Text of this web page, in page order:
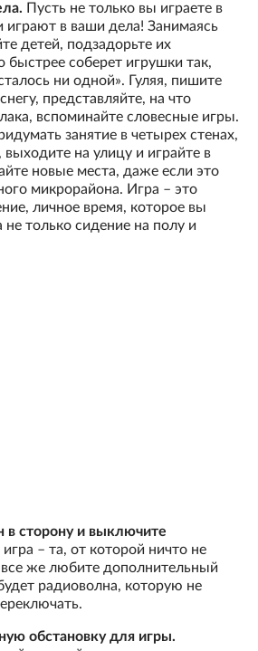
Пусть не только вы играете в
играют в ваши дела! Занимаясь
детей, подзадорьте их
быстрее соберет игрушки так,
ни одной». Гуляя, пишите
представляйте, на что
вспоминайте словесные игры.
занятие в четырех стенах,
выходите на улицу и играйте в
новые места, даже если это
микрорайона. Игра – это
личное время, которое вы
только сидение на полу и
сторону и выключите
– та, от которой ничто не
все же любите дополнительный
радиоволна, которую не
обстановку для игры.